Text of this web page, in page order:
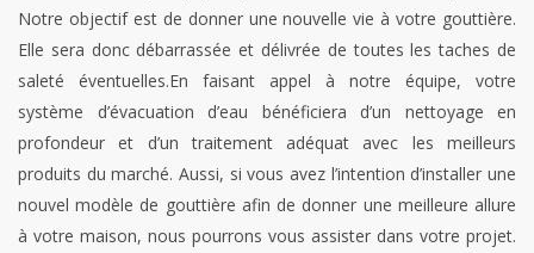
Notre objectif est de donner une nouvelle vie à votre gouttière.
Elle sera donc débarrassée et délivrée de toutes les taches de
saleté éventuelles.En faisant appel à notre équipe, votre
système d’évacuation d’eau bénéficiera d’un nettoyage en
profondeur et d’un traitement adéquat avec les meilleurs
produits du marché. Aussi, si vous avez l’intention d’installer une
nouvel modèle de gouttière afin de donner une meilleure allure
à votre maison, nous pourrons vous assister dans votre projet.